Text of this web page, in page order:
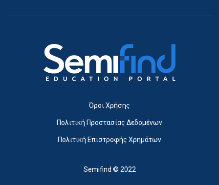
Όροι Χρήσης
Πολιτική Προστασίας Δεδομένων
Πολιτική Επιστροφής Χρημάτων
Semifind © 2022